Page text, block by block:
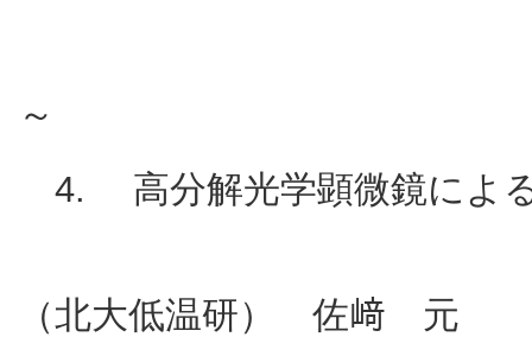
～ 15：
4. 高分解光学顕微鏡による
（北大低温研） 佐﨑 元